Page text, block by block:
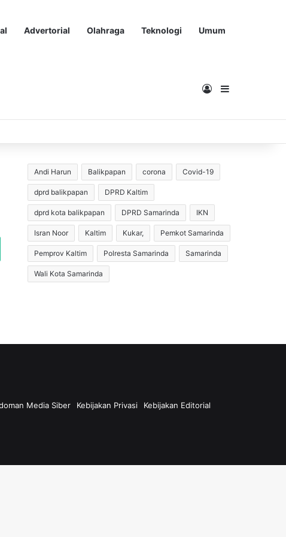
Advertorial Olahraga Teknologi Umum
Masuk
Andi Harun Balikpapan corona Covid-19
dprd balikpapan DPRD Kaltim
dprd kota balikpapan DPRD Samarinda IKN
Isran Noor Kaltim Kukar, Pemkot Samarinda
Pemprov Kaltim Polresta Samarinda Samarinda
Wali Kota Samarinda
Media Siber Kebijakan Privasi
Kebijakan Editorial